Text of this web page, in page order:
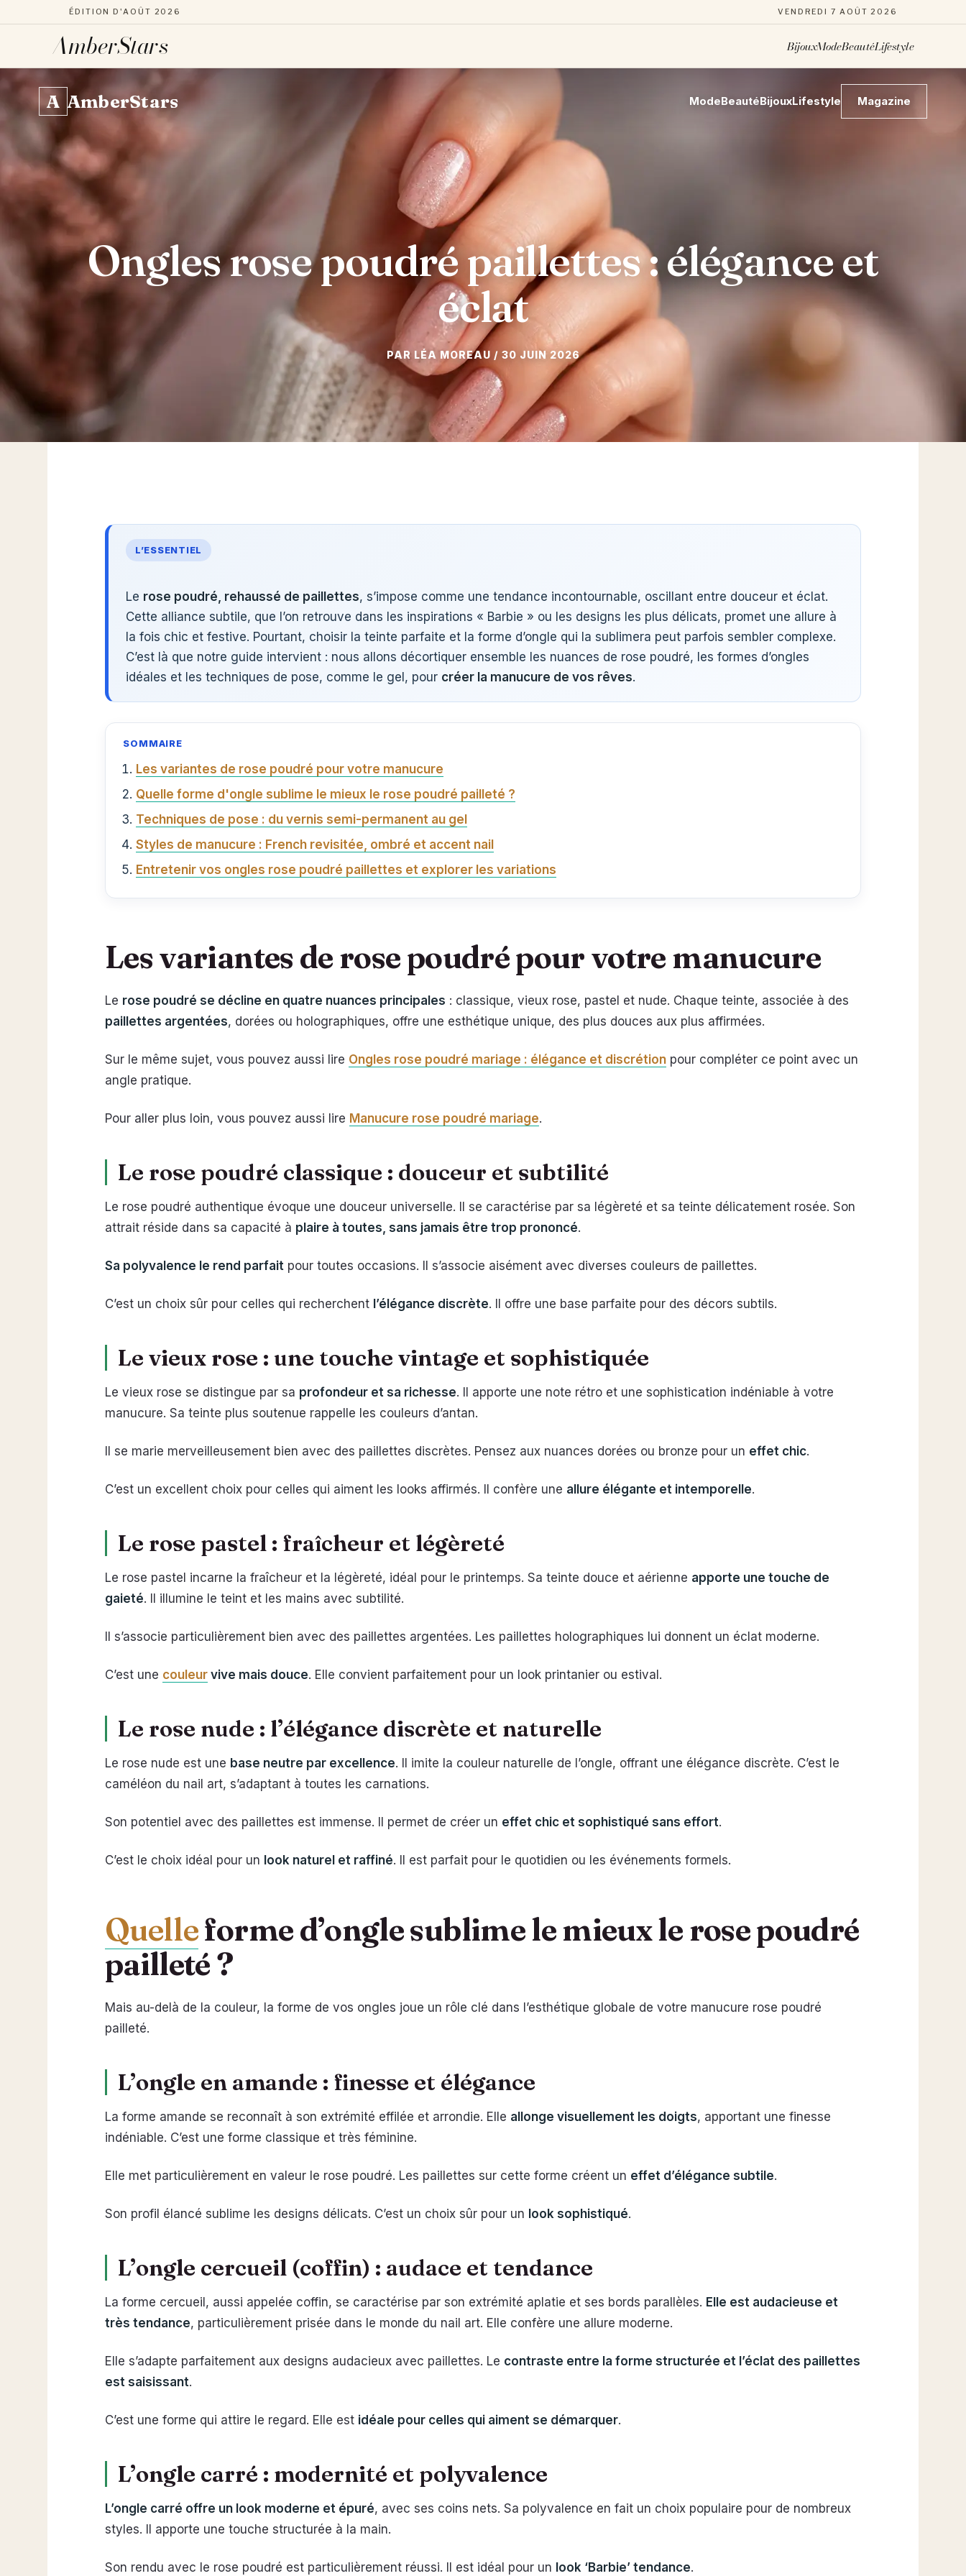
ÉDITION D'AOÛT 2026 VENDREDI 7 AOÛT 2026
AmberStars BijouxModeBeautéLifestyle
Aller
contenu
A AmberStars ModeBeautéBijouxLifestyle Magazine
Ongles rose poudré paillettes : élégance et
éclat
30 JUIN 2026
L’ESSENTIEL
Le rose poudré, rehaussé de paillettes, s’impose comme une tendance incontournable, oscillant entre douceur et éclat.
Cette alliance subtile, que l’on retrouve dans les inspirations « Barbie » ou les designs les plus délicats, promet une allure à
la fois chic et festive. Pourtant, choisir la teinte parfaite et la forme d’ongle qui la sublimera peut parfois sembler complexe.
C’est là que notre guide intervient : nous allons décortiquer ensemble les nuances de rose poudré, les formes d’ongles
idéales et les techniques de pose, comme le gel, pour créer la manucure de vos rêves.
SOMMAIRE
Les variantes de rose poudré pour votre manucure
Quelle forme d'ongle sublime le mieux le rose poudré pailleté ?
Techniques de pose : du vernis semi-permanent au gel
Styles de manucure : French revisitée, ombré et accent nail
Entretenir vos ongles rose poudré paillettes et explorer les variations
Les variantes de rose poudré pour votre manucure
Le rose poudré se décline en quatre nuances principales : classique, vieux rose, pastel et nude. Chaque teinte, associée à des
paillettes argentées, dorées ou holographiques, offre une esthétique unique, des plus douces aux plus affirmées.
Sur le même sujet, vous pouvez aussi lire Ongles rose poudré mariage : élégance et discrétion pour compléter ce point avec un
angle pratique.
Pour aller plus loin, vous pouvez aussi lire Manucure rose poudré mariage.
Le rose poudré classique : douceur et subtilité
Le rose poudré authentique évoque une douceur universelle. Il se caractérise par sa légèreté et sa teinte délicatement rosée. Son
attrait réside dans sa capacité à plaire à toutes, sans jamais être trop prononcé.
Sa polyvalence le rend parfait pour toutes occasions. Il s’associe aisément avec diverses couleurs de paillettes.
C’est un choix sûr pour celles qui recherchent l’élégance discrète. Il offre une base parfaite pour des décors subtils.
Le vieux rose : une touche vintage et sophistiquée
Le vieux rose se distingue par sa profondeur et sa richesse. Il apporte une note rétro et une sophistication indéniable à votre
manucure. Sa teinte plus soutenue rappelle les couleurs d’antan.
Il se marie merveilleusement bien avec des paillettes discrètes. Pensez aux nuances dorées ou bronze pour un effet chic.
C’est un excellent choix pour celles qui aiment les looks affirmés. Il confère une allure élégante et intemporelle.
Le rose pastel : fraîcheur et légèreté
Le rose pastel incarne la fraîcheur et la légèreté, idéal pour le printemps. Sa teinte douce et aérienne apporte une touche de
gaieté. Il illumine le teint et les mains avec subtilité.
Il s’associe particulièrement bien avec des paillettes argentées. Les paillettes holographiques lui donnent un éclat moderne.
C’est une couleur vive mais douce. Elle convient parfaitement pour un look printanier ou estival.
Le rose nude : l’élégance discrète et naturelle
Le rose nude est une base neutre par excellence. Il imite la couleur naturelle de l’ongle, offrant une élégance discrète. C’est le
caméléon du nail art, s’adaptant à toutes les carnations.
Son potentiel avec des paillettes est immense. Il permet de créer un effet chic et sophistiqué sans effort.
C’est le choix idéal pour un look naturel et raffiné. Il est parfait pour le quotidien ou les événements formels.
Quelleforme d’ongle sublime le mieux le rose poudré
pailleté ?
Mais au-delà de la couleur, la forme de vos ongles joue un rôle clé dans l’esthétique globale de votre manucure rose poudré
pailleté.
L’ongle en amande : finesse et élégance
La forme amande se reconnaît à son extrémité effilée et arrondie. Elle allonge visuellement les doigts, apportant une finesse
indéniable. C’est une forme classique et très féminine.
Elle met particulièrement en valeur le rose poudré. Les paillettes sur cette forme créent un effet d’élégance subtile.
Son profil élancé sublime les designs délicats. C’est un choix sûr pour un look sophistiqué.
L’ongle cercueil (coffin) : audace et tendance
La forme cercueil, aussi appelée coffin, se caractérise par son extrémité aplatie et ses bords parallèles. Elle est audacieuse et
très tendance, particulièrement prisée dans le monde du nail art. Elle confère une allure moderne.
Elle s’adapte parfaitement aux designs audacieux avec paillettes. Le contraste entre la forme structurée et l’éclat des paillettes
est saisissant.
C’est une forme qui attire le regard. Elle est idéale pour celles qui aiment se démarquer.
L’ongle carré : modernité et polyvalence
L’ongle carré offre un look moderne et épuré, avec ses coins nets. Sa polyvalence en fait un choix populaire pour de nombreux
styles. Il apporte une touche structurée à la main.
Son rendu avec le rose poudré est particulièrement réussi. Il est idéal pour un look ‘Barbie’ tendance.